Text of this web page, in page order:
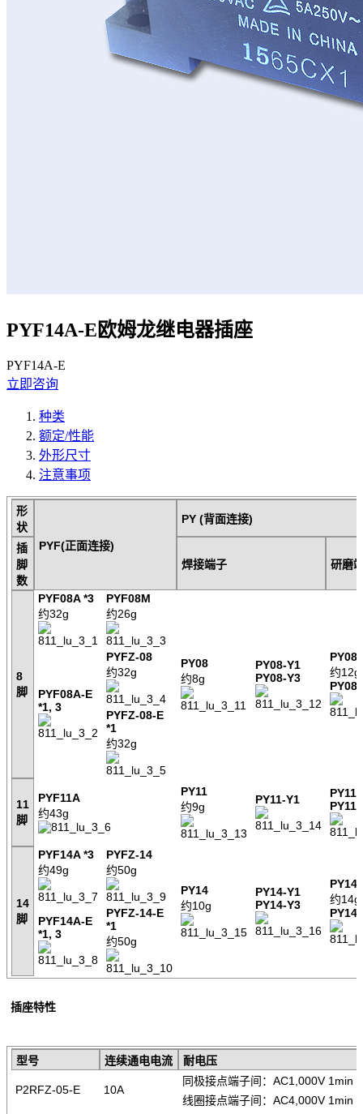
PYF14A-E欧姆龙继电器插座
PYF14A-E
立即咨询
种类
额定/性能
外形尺寸
注意事项
形
状
PYF(正面连接)
PY (背面连接)
插
脚
数
焊接端子 研磨
8
脚
PYF08A *3
约32g
PYF08M
约26g
PY08
约8g
PY08-Y1
PY08-Y3
约12g
PYF08A-E
*1, 3
PYFZ-08
约32g
PYFZ-08-E
*1
约32g
11
脚
PYF11A
约43g
PY11
约9g
PY11-Y1
14
脚
PYF14A *3
约49g
PYFZ-14
约50g
PY14
约10g
PY14-Y1
PY14-Y3
约14g
PYF14A-E
*1, 3
PYFZ-14-E
*1
约50g
插座特性
型号 连续通电电流 耐电压
P2RFZ-05-E 10A
同极接点端子间：AC1,000V 1min
线圈接点端子间：AC4,000V 1min